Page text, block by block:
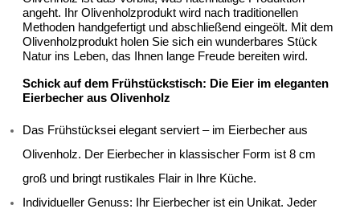
angeht. Ihr Olivenholzprodukt wird nach traditionellen
Methoden handgefertigt und abschließend eingeölt. Mit dem
Olivenholzprodukt holen Sie sich ein wunderbares Stück
Natur ins Leben, das Ihnen lange Freude bereiten wird.
Schick auf dem Frühstückstisch: Die Eier im eleganten
Eierbecher aus Olivenholz
Das Frühstücksei elegant serviert – im Eierbecher aus
Olivenholz. Der Eierbecher in klassischer Form ist 8 cm
groß und bringt rustikales Flair in Ihre Küche.
Individueller Genuss: Ihr Eierbecher ist ein Unikat. Jeder